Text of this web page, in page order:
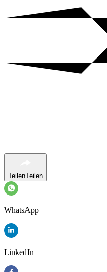
TeilenTeilen
WhatsApp
LinkedIn